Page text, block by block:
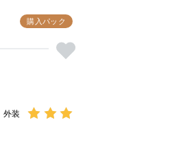
購入パック
外装